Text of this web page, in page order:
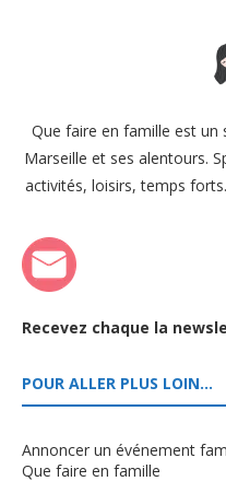
Que faire en famille est un
Marseille et ses alentours.
activités, loisirs, temps
Recevez chaque la
POUR ALLER PLUS LOIN…
Annoncer un événement
Que faire en famille